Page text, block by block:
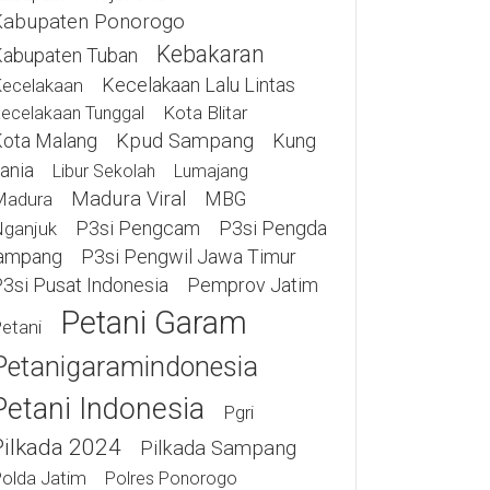
Ponorogo
Tuban Kebakaran
Kecelakaan Lalu Lintas
Tunggal Kota Blitar
Malang Kpud Sampang
Kung
Libur Sekolah Lumajang
Madura Viral MBG
P3si Pengcam
P3si Pengda
P3si Pengwil Jawa Timur
Pusat Indonesia
Pemprov Jatim
Petani Garam
Indonesia Pgri
2024 Pilkada Sampang
Jatim Polres Ponorogo